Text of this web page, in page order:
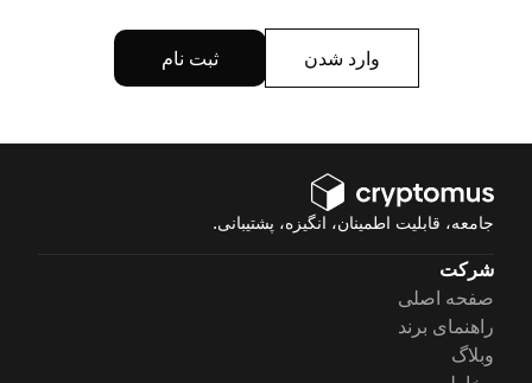
وارد شدن ثبت نام
جامعه، قابلیت اطمینان، انگیزه، پشتیبانی.
شرکت
صفحه اصلی
راهنمای برند
وبلاگ